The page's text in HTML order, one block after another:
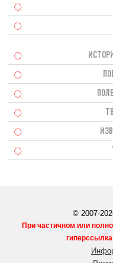
© 2007-
При частичном или